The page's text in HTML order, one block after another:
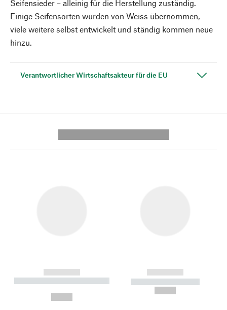
Seifensieder – alleinig für die Herstellung zuständig.
Einige Seifensorten wurden von Weiss übernommen,
viele weitere selbst entwickelt und ständig kommen neue
hinzu.
Verantwortlicher Wirtschaftsakteur für die EU
------------
----------- ----------- --------
------------
----------- -----------